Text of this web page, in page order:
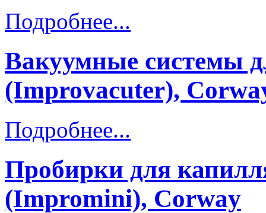
Подробнее...
Вакуумные системы
(Improvacuter),
Подробнее...
Пробирки для
(Impromini), Corway